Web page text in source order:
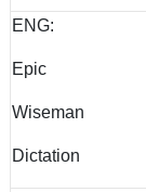
ENG:
Epic
Wiseman
Dictation